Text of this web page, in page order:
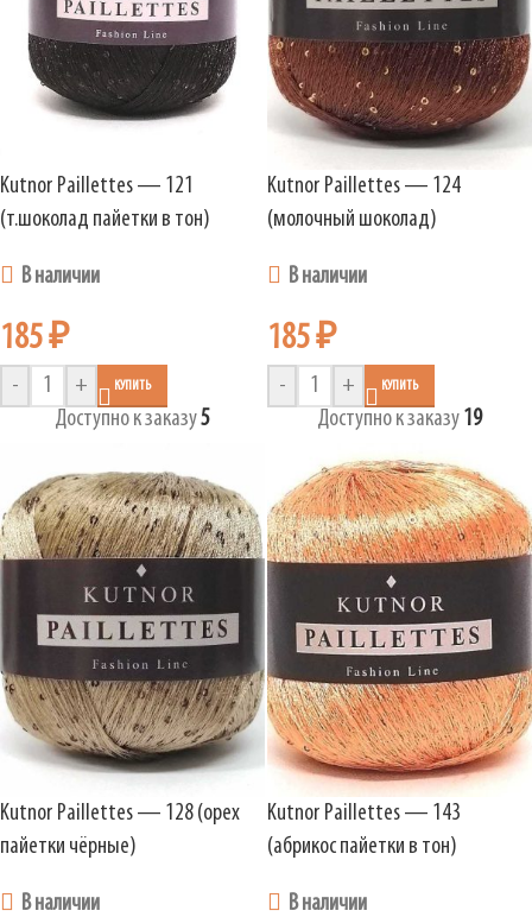
Kutnor Paillettes — 121
(т.шоколад пайетки в тон)
В наличии
185₽
- + КУПИТЬ
Доступно к заказу5
Kutnor Paillettes — 124
(молочный шоколад)
В наличии
185₽
- + КУПИТЬ
Доступно к заказу 19
Kutnor Paillettes — 128 (орех
пайетки чёрные)
В наличии
Kutnor Paillettes — 143
(абрикос пайетки в тон)
В наличии